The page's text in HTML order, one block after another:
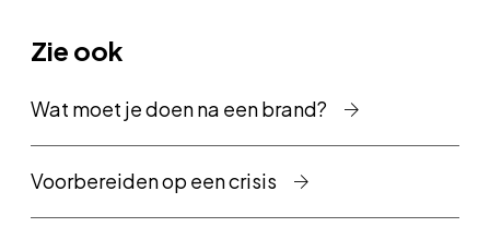
Zie ook
Wat moet je doen na een brand?
Voorbereiden op een crisis